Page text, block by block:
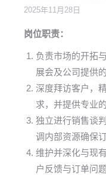
2025年11月28日
岗位职责：
负责市场的开拓
展会及公司提供
深度拜访客户，
求，并提供专业
独立进行销售谈
调内部资源确保
维护并深化与现
户反馈与订单问